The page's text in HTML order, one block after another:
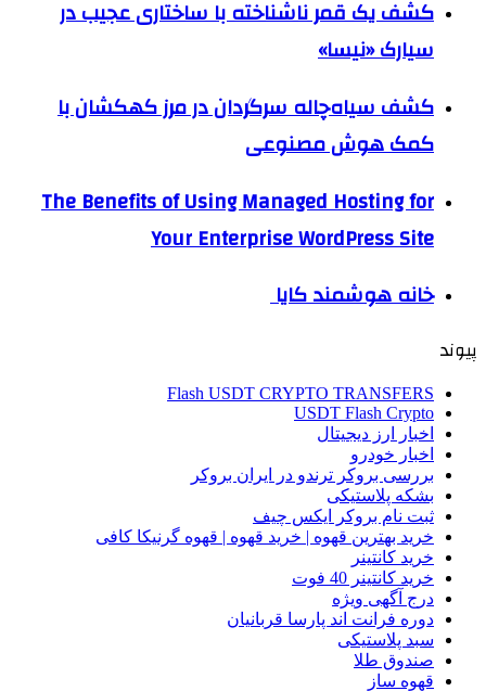
کشف یک قمر ناشناخته با ساختاری عجیب در
سیارک «نیسا»
کشف سیاه‌چاله سرگردان در مرز کهکشان با
کمک هوش مصنوعی
The Benefits of Using Managed Hosting for
Your Enterprise WordPress Site
خانه هوشمند کایا
پیوند
Flash USDT CRYPTO TRANSFERS
USDT Flash Crypto
اخبار ارز دیجیتال
اخبار خودرو
بررسی بروکر ترندو در ایران بروکر
بشکه پلاستیکی
ثبت نام بروکر ایکس چیف
خرید بهترین قهوه | خرید قهوه | قهوه گرنیکا کافی
خرید کانتینر
خرید کانتینر 40 فوت
درج آگهی ویژه
دوره فرانت اند پارسا قربانیان
سبد پلاستیکی
صندوق طلا
قهوه ساز